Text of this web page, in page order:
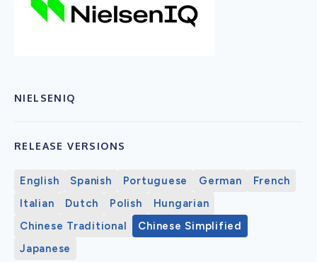
NIELSENIQ
RELEASE VERSIONS
English Spanish Portuguese German
French
Italian
Dutch Polish
Hungarian
Chinese Traditional
Chinese Simplified
Japanese